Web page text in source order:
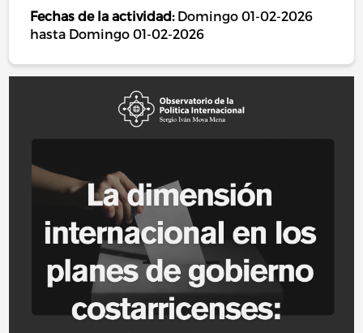
Fechas de la actividad: Domingo 01-02-2026
hasta Domingo 01-02-2026